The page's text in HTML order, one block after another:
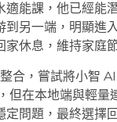
適能課，他已經能
到另一端，明顯進
家休息，維持家庭
合，嘗試將小智
但在本地端與輕量
定問題，最終選擇